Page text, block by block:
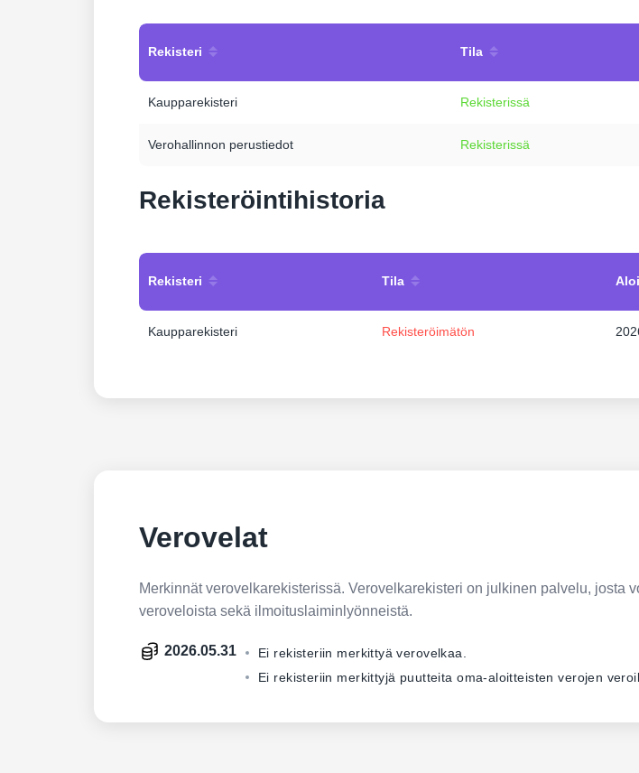
Rekisteri Tila
Kaupparekisteri Rekisterissä
Verohallinnon perustiedot Rekisterissä
Rekisteröintihistoria
Rekisteri Tila
Kaupparekisteri Rekisteröimätön
Verovelat
Merkinnät verovelkarekisterissä. Verovelkarekisteri on julkinen palvelu,
veroveloista sekä ilmoituslaiminlyönneistä.
2026.05.31
Ei rekisteriin merkittyä verovelkaa.
Ei rekisteriin merkittyjä puutteita oma-aloitteisten verojen